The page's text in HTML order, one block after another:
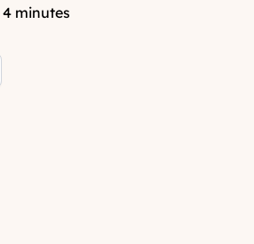
4 minutes